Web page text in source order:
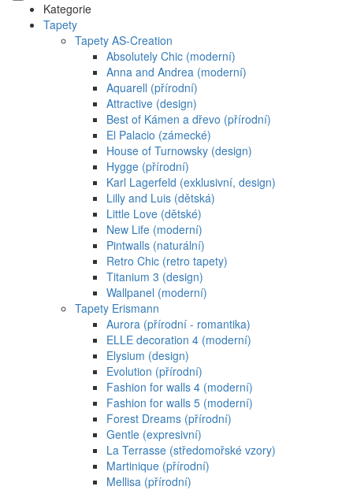
Kategorie
Tapety
Tapety AS-Creation
Absolutely Chic (moderní)
Anna and Andrea (moderní)
Aquarell (přírodní)
Attractive (design)
Best of Kámen a dřevo (přírodní)
El Palacio (zámecké)
House of Turnowsky (design)
Hygge (přírodní)
Karl Lagerfeld (exklusivní, design)
Lilly and Luis (dětská)
Little Love (dětské)
New Life (moderní)
Pintwalls (naturální)
Retro Chic (retro tapety)
Titanium 3 (design)
Wallpanel (moderní)
Tapety Erismann
Aurora (přírodní - romantika)
ELLE decoration 4 (moderní)
Elysium (design)
Evolution (přírodní)
Fashion for walls 4 (moderní)
Fashion for walls 5 (moderní)
Forest Dreams (přírodní)
Gentle (expresivní)
La Terrasse (středomořské vzory)
Martinique (přírodní)
Mellisa (přírodní)